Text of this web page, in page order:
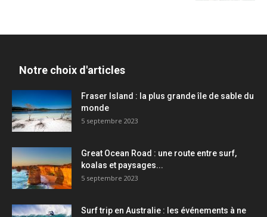
Notre choix d'articles
Fraser Island : la plus grande île de sable du
monde
5 septembre 2023
Great Ocean Road : une route entre surf,
koalas et paysages...
5 septembre 2023
Surf trip en Australie : les événements à ne